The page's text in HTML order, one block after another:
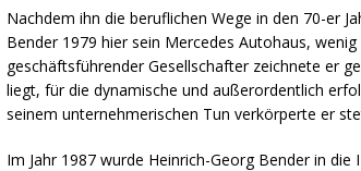
Nachdem ihn die beruflichen Wege in den 70-er
Bender 1979 hier sein Mercedes Autohaus,
geschäftsführender Gesellschafter zeichnete er
liegt, für die dynamische und außerordentlich
seinem unternehmerischen Tun verkörperte er
Im Jahr 1987 wurde Heinrich-Georg Bender in